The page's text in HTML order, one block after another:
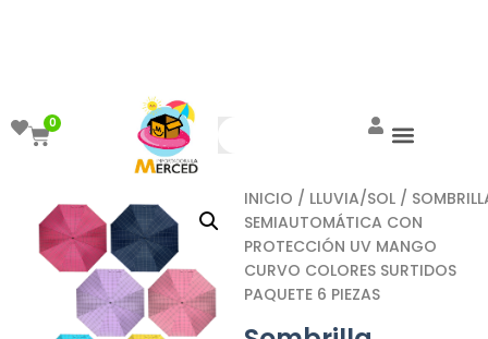
0
INICIO / LLUVIA/SOL /
SEMIAUTOMÁTICA CON
PROTECCIÓN UV MANGO
CURVO COLORES SURTIDOS
PAQUETE 6 PIEZAS